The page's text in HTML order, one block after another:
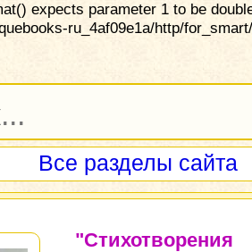
expects parameter 1 to be
ru_4af09e1a/http/
Все разделы сайта
"Стихотворения